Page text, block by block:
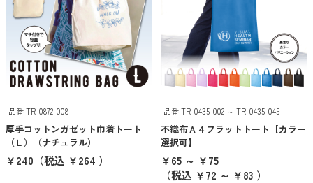
シルバー
クリア
その他
クリア 検索
ブランドから探す
THERMOS
品番 TR-0872-008
厚手コットンガゼット巾着トート
（Ｌ）（ナチュラル）
￥240 （税込 ￥264 ）
品番 TR-0435-002 ～ TR-0435-045
不織布Ａ４フラットトート【カラー
選択可】
￥65 ～ ￥75
（税込 ￥72 ～ ￥83 ）